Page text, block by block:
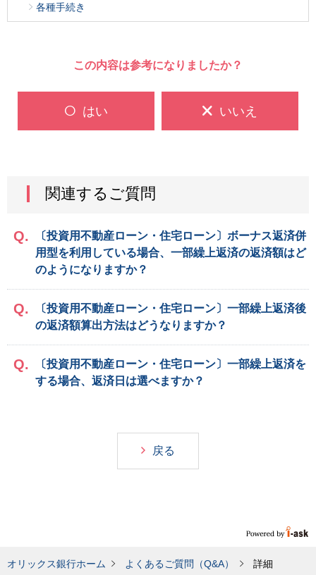
各種手続き
この内容は参考になりましたか？
はい いいえ
関連するご質問
〔投資用不動産ローン・住宅ローン〕ボーナス返済併
用型を利用している場合、一部繰上返済の返済額はど
のようになりますか？
〔投資用不動産ローン・住宅ローン〕一部繰上返済後
の返済額算出方法はどうなりますか？
〔投資用不動産ローン・住宅ローン〕一部繰上返済を
する場合、返済日は選べますか？
戻る
オリックス銀行ホーム よくあるご質問（Q&A） 詳細